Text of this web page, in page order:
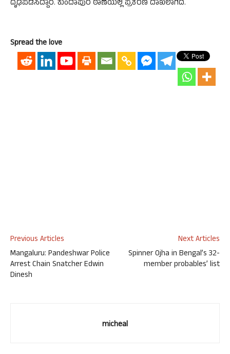
ದೃಢಪಡಿಸಿದ್ದಾರೆ. ಕುಂದಾಪುರ ಠಾಣೆಯಲ್ಲಿ ಪ್ರಕರಣ ದಾಖಲಾಗಿದೆ.
Spread the love
Previous Articles
Mangaluru: Pandeshwar Police
Arrest Chain Snatcher Edwin
Dinesh
Next Articles
Spinner Ojha in Bengal’s 32-
member probables’ list
micheal